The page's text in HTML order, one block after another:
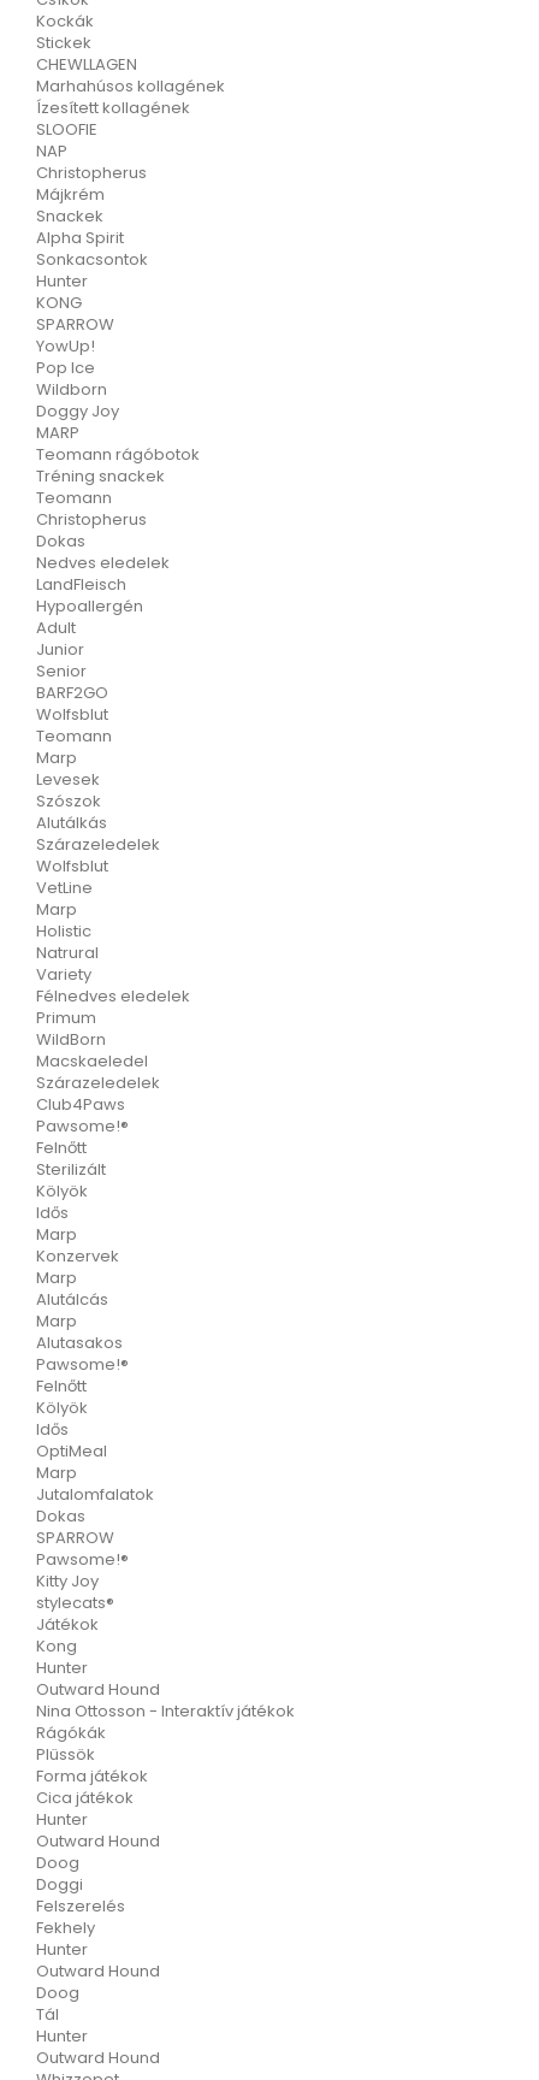
Kockák
Stickek
CHEWLLAGEN
Marhahúsos kollagének
Ízesített kollagének
SLOOFIE
NAP
Christopherus
Májkrém
Snackek
Alpha Spirit
Sonkacsontok
Hunter
KONG
SPARROW
YowUp!
Pop Ice
Wildborn
Doggy Joy
MARP
Teomann rágóbotok
Tréning snackek
Teomann
Christopherus
Dokas
Nedves eledelek
LandFleisch
Hypoallergén
Adult
Junior
Senior
BARF2GO
Wolfsblut
Teomann
Marp
Levesek
Szószok
Alutálkás
Szárazeledelek
Wolfsblut
VetLine
Marp
Holistic
Natrural
Variety
Félnedves eledelek
Primum
WildBorn
Macskaeledel
Szárazeledelek
Club4Paws
Pawsome!®
Felnőtt
Sterilizált
Kölyök
Idős
Marp
Konzervek
Marp
Alutálcás
Marp
Alutasakos
Pawsome!®
Felnőtt
Kölyök
Idős
OptiMeal
Marp
Jutalomfalatok
Dokas
SPARROW
Pawsome!®
Kitty Joy
stylecats®
Játékok
Kong
Hunter
Outward Hound
Nina Ottosson - Interaktív játékok
Rágókák
Plüssök
Forma játékok
Cica játékok
Hunter
Outward Hound
Doog
Doggi
Felszerelés
Fekhely
Hunter
Outward Hound
Doog
Tál
Hunter
Outward Hound